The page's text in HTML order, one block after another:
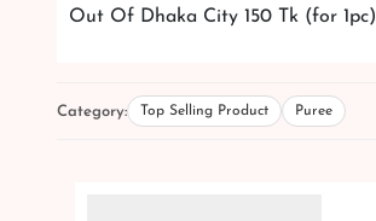
Out Of Dhaka City 150 Tk (for 1pc)
Category: Top Selling Product Puree